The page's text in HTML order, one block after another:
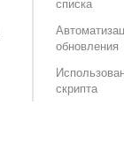
обновления
скрипта